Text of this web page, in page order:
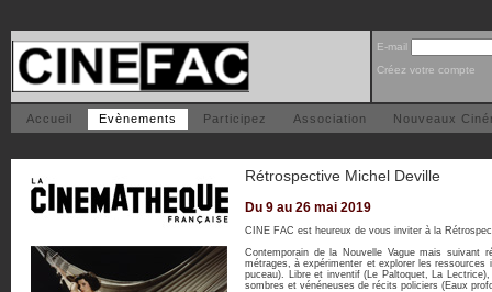
E-mail
Créez votre compte
Accueil Evènements Participez Association Nouveaux
Rétrospective Michel Deville
Du 9 au 26 mai 2019
CINE FAC est heureux de vous inviter à la
Contemporain de la Nouvelle Vague mais suivant
métrages, à expérimenter et explorer les ressources
puceau). Libre et inventif (Le Paltoquet, La
sombres et vénéneuses de récits policiers (Eaux